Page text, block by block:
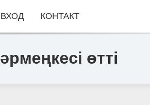
өтті
ВХОД КОНТАКТ